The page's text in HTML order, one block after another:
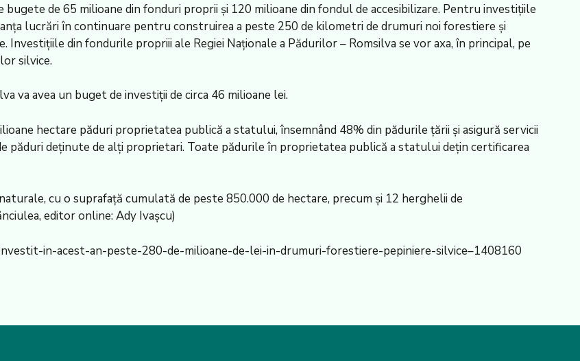
de 65 milioane din fonduri proprii şi 120 milioane din fondul de accesibilizare. Pentru investiţiile
lucrări în continuare pentru construirea a peste 250 de kilometri de drumuri noi forestiere şi
din fondurile propriii ale Regiei Naţionale a Pădurilor – Romsilva se vor axa, în principal, pe
silvice.
va avea un buget de investiţii de circa 46 milioane lei.
hectare păduri proprietatea publică a statului, însemnând 48% din pădurile ţării şi asigură servicii
păduri deţinute de alţi proprietari. Toate pădurile în proprietatea publică a statului deţin certificarea
cu o suprafaţă cumulată de peste 850.000 de hectare, precum şi 12 herghelii de
editor online: Ady Ivaşcu)
in-acest-an-peste-280-de-milioane-de-lei-in-drumuri-forestiere-pepiniere-silvice–1408160